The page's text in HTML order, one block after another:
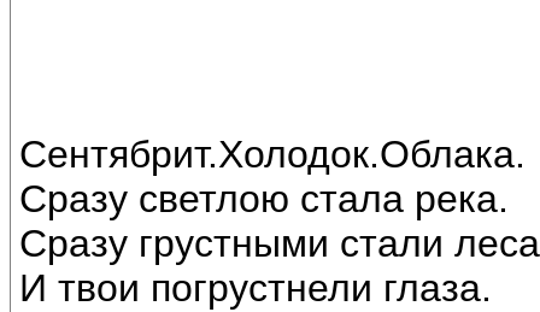
Сентябрит.Холодок.Облака.
Сразу светлою стала река.
Сразу грустными стали
И твои погрустнели глаза.